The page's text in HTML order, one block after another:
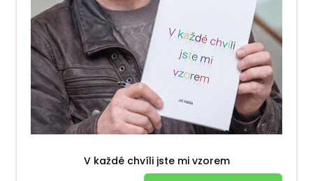
V každé chvíli jste mi vzorem